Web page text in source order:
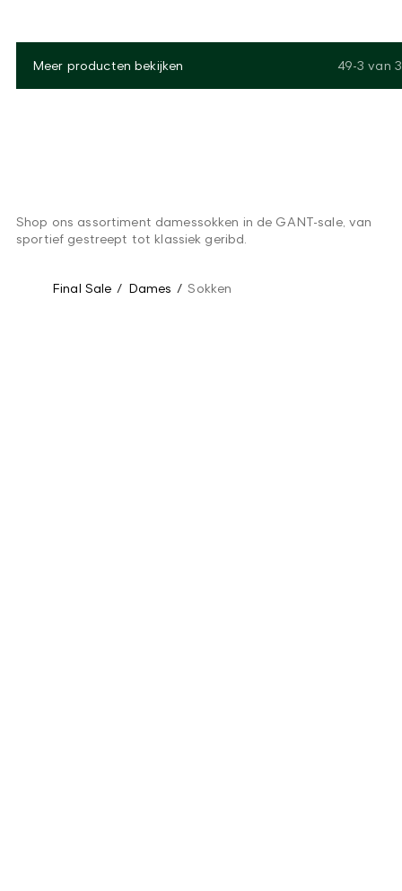
Meer producten bekijken 49-3 van 3
Shop ons assortiment damessokken in de GANT-sale, van
sportief gestreept tot klassiek geribd.
Final Sale / Dames / Sokken